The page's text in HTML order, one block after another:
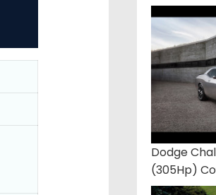
Dodge
(305Hp)